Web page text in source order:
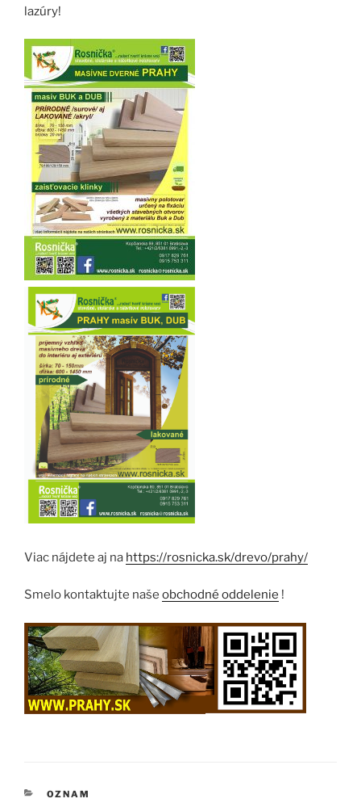
lazúry!
Viac nájdete aj na https://rosnicka.sk/drevo/prahy/
Smelo kontaktujte naše obchodné oddelenie !
KATEGÓRIE
OZNAM